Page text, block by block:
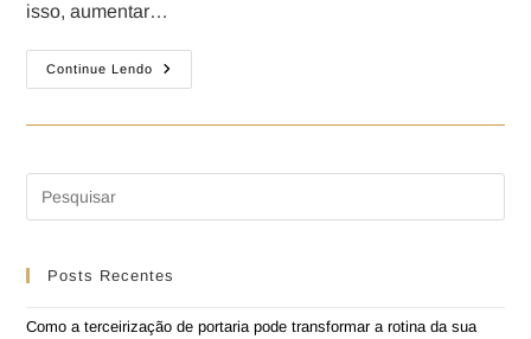
isso, aumentar…
Continue Lendo
Posts Recentes
Como a terceirização de portaria pode transformar a rotina da sua